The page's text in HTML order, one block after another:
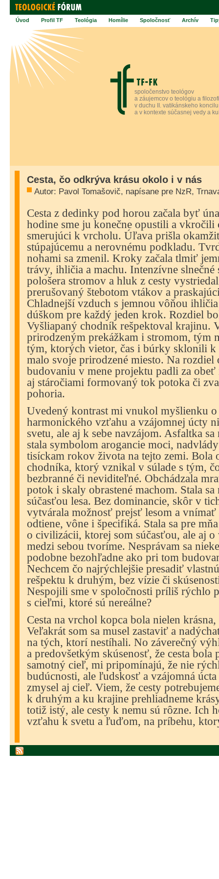
Úvod Profil TF Teológia Homílie Spoločnosť Archív
spoločenstvo teológov
a záujemcov o teológiu a
v duchu II. vatikánskeho koncilu
a v kontexte súčasnej vedy a
Cesta, čo odkrýva krásu okolo i v nás
Autor: Pavol Tomašovič, napísane pre NzR,
Cesta z dedinky pod horou začala byť
hodine sme ju konečne opustili a vkročili
smerujúci k vrcholu. Úľava prišla
stúpajúcemu a nerovnému podkladu.
nohami sa zmenil. Kroky začala tlmiť
trávy, ihličia a machu. Intenzívne slnečné
pološera stromov a hluk z cesty
prerušovaný štebotom vtákov a
Chladnejší vzduch s jemnou vôňou
dúškom pre každý jeden krok. Rozdiel
Vyšliapaný chodník rešpektoval krajinu.
prirodzeným prekážkam i stromom, tým
tým, ktorých vietor, čas i búrky sklonili k
malo svoje prirodzené miesto. Na
budovaniu v mene projektu padli za obeť
aj stáročiami formovaný tok potoka či
pohoria.
Uvedený kontrast mi vnukol myšlienku o
harmonického vzťahu a vzájomnej úcty
svetu, ale aj k sebe navzájom. Asfaltka
stala symbolom arogancie moci,
tisíckam rokov života na tejto zemi. Bola
chodníka, ktorý vznikal v súlade s tým,
bezbranné či neviditeľné. Obchádzala
potok i skaly obrastené machom. Stala sa
súčasťou lesa. Bez dominancie, skôr v
vytvárala možnosť prejsť lesom a vnímať
odtiene, vône i špecifiká. Stala sa pre
o civilizácii, ktorej som súčasťou, ale aj
medzi sebou tvoríme. Nesprávam sa
podobne bezohľadne ako pri tom
Nechcem čo najrýchlejšie presadiť
rešpektu k druhým, bez vízie či
Nespojili sme v spoločnosti príliš rýchlo
s cieľmi, ktoré sú nereálne?
Cesta na vrchol kopca bola nielen krásna,
Veľakrát som sa musel zastaviť a
na tých, ktorí nestíhali. No záverečný
a predovšetkým skúsenosť, že cesta bola
samotný cieľ, mi pripomínajú, že nie
budúcnosti, ale ľudskosť a vzájomná úcta
zmysel aj cieľ. Viem, že cesty
k druhým a ku krajine prehliadneme
totiž istý, ale cesty k nemu sú rôzne. Ich
vzťahu k svetu a ľuďom, na príbehu,